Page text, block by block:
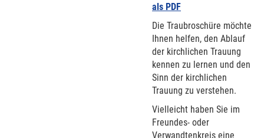
als PDF
Die Traubroschüre möchte
Ihnen helfen, den Ablauf
der kirchlichen Trauung
kennen zu lernen und den
Sinn der kirchlichen
Trauung zu verstehen.
Vielleicht haben Sie im
Freundes- oder
Verwandtenkreis eine